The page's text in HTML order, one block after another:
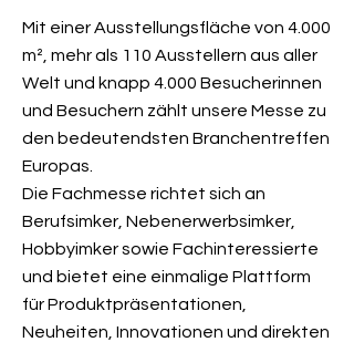
Mit einer Ausstellungsfläche von 4.000
m², mehr als 110 Ausstellern aus aller
Welt und knapp 4.000 Besucherinnen
und Besuchern zählt unsere Messe zu
den bedeutendsten Branchentreffen
Europas.
Die Fachmesse richtet sich an
Berufsimker, Nebenerwerbsimker,
Hobbyimker sowie Fachinteressierte
und bietet eine einmalige Plattform
für Produktpräsentationen,
Neuheiten, Innovationen und direkten